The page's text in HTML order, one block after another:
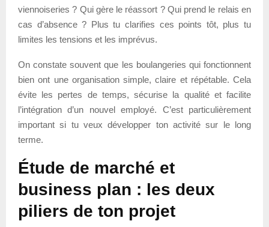
viennoiseries ? Qui gère le réassort ? Qui prend le relais en
cas d’absence ? Plus tu clarifies ces points tôt, plus tu
limites les tensions et les imprévus.
On constate souvent que les boulangeries qui fonctionnent
bien ont une organisation simple, claire et répétable. Cela
évite les pertes de temps, sécurise la qualité et facilite
l’intégration d’un nouvel employé. C’est particulièrement
important si tu veux développer ton activité sur le long
terme.
Étude de marché et
business plan : les deux
piliers de ton projet